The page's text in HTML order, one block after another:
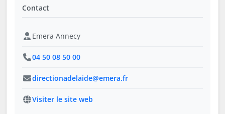
Contact
Emera Annecy
04 50 08 50 00
directionadelaide@emera.fr
Visiter le site web